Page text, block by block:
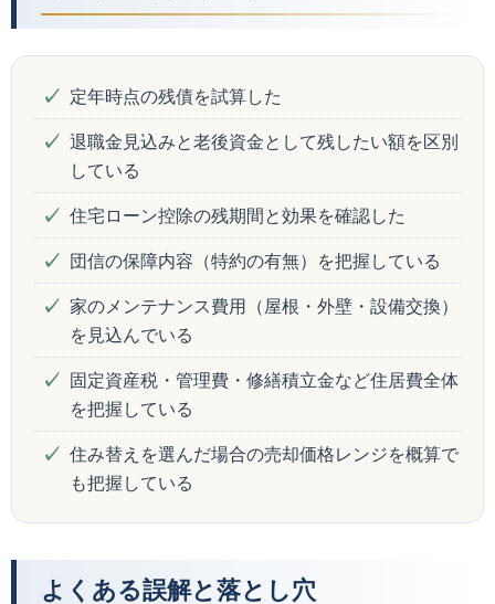
定年時点の残債を試算した
退職金見込みと老後資金として残したい額を区別
している
住宅ローン控除の残期間と効果を確認した
団信の保障内容（特約の有無）を把握している
家のメンテナンス費用（屋根・外壁・設備交換）
を見込んでいる
固定資産税・管理費・修繕積立金など住居費全体
を把握している
住み替えを選んだ場合の売却価格レンジを概算で
も把握している
よくある誤解と落とし穴